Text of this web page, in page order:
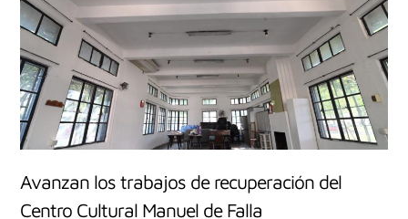
Avanzan los trabajos de recuperación del
Centro Cultural Manuel de Falla